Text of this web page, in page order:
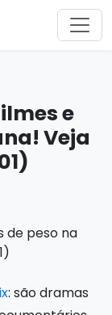
e
Veja
: são dramas